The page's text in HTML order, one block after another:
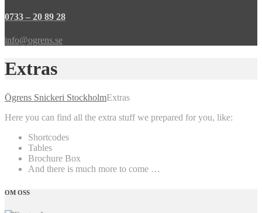
0733 – 20 89 28
info@ogrens.se
Extras
Ögrens Snickeri StockholmExtras
Here you can find all the extra stuff we prepared for you, like:
Shortcodes
Tables
Brochure Box
And there is much more to come …
OM OSS